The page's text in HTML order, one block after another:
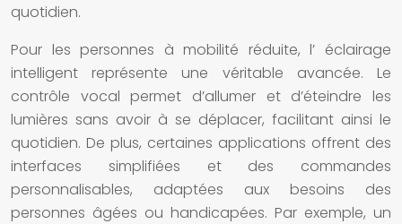
quotidien.
Pour les personnes à mobilité réduite, l’ éclairage
intelligentreprésente une véritable avancée. Le
contrôle vocal permet d’allumer et d’éteindre les
lumières sans avoir à se déplacer, facilitant ainsi le
quotidien. De plus, certaines applications offrent des
interfaces simplifiées et des commandes
personnalisables, adaptées aux besoins des
personnes âgées ou handicapées. Par exemple, un